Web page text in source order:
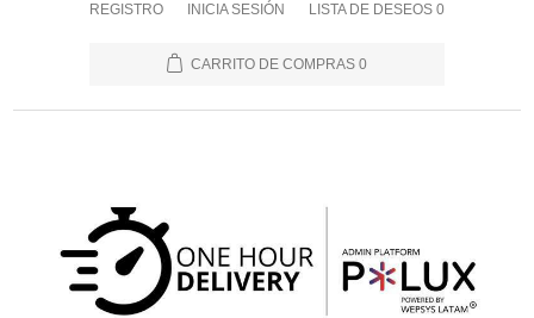
REGISTRO INICIA SESIÓN LISTA DE DESEOS 0
CARRITO DE COMPRAS 0